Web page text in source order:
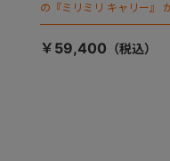
の『ミリミリ キャリー』
場！
￥59,400